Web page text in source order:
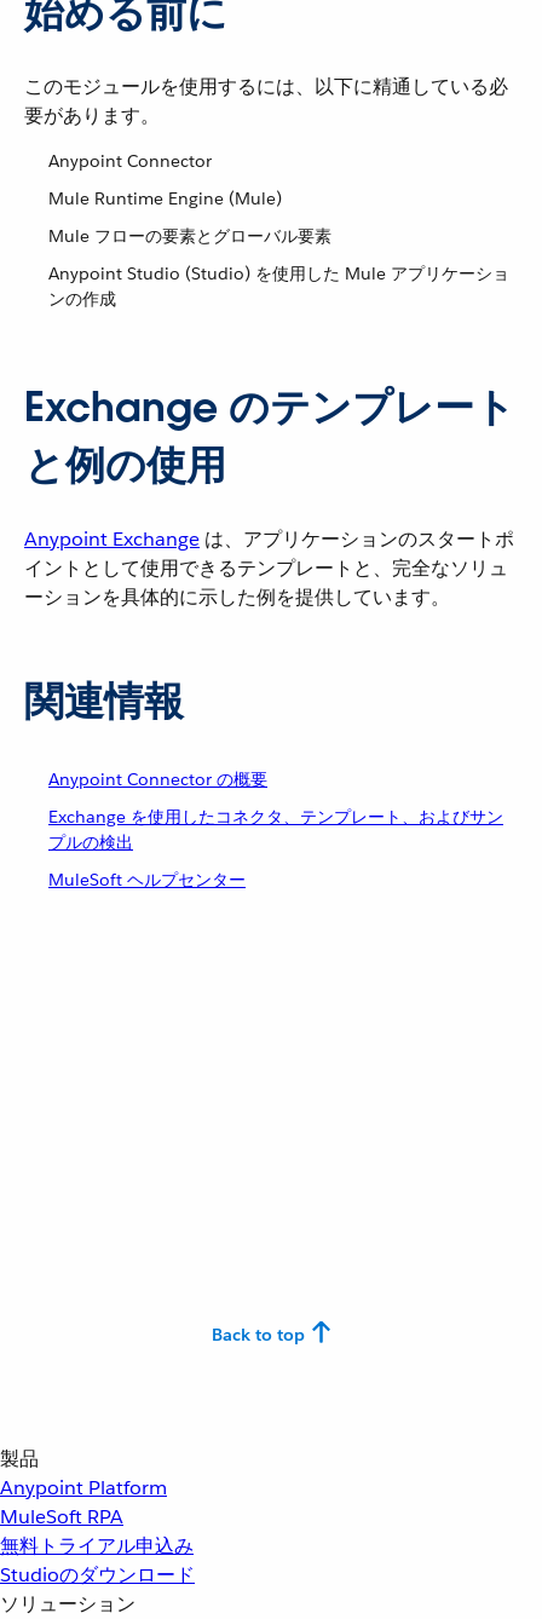
始める前に
このモジュールを使用するには、以下に精通している必
要があります。
Anypoint Connector
Mule Runtime Engine (Mule)
Mule フローの要素とグローバル要素
Anypoint Studio (Studio) を使用した Mule アプリケーショ
ンの作成
Exchange のテンプレート
と例の使用
Anypoint Exchange ​ は、アプリケーションのスタートポ
イントとして使用できるテンプレートと、完全なソリュ
ーションを具体的に示した例を提供しています。
関連情報
Anypoint Connector の概要
Exchange を使用したコネクタ、テンプレート、およびサン
プルの検出
MuleSoft ヘルプセンター
Back to top
製品
Anypoint Platform
MuleSoft RPA
無料トライアル申込み
Studioのダウンロード
ソリューション